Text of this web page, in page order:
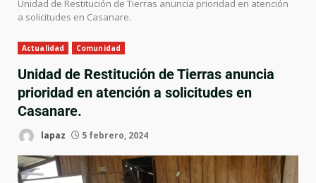
Unidad de Restitución de Tierras anuncia prioridad en atención
a solicitudes en Casanare.
Actualidad Comunidad
Unidad de Restitución de Tierras anuncia
prioridad en atención a solicitudes en
Casanare.
lapaz 5 febrero, 2024